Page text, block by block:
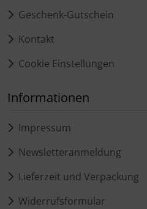
Geschenk-Gutschein
Kontakt
Cookie Einstellungen
Informationen
Impressum
Newsletteranmeldung
Lieferzeit und Verpackung
Widerrufsformular